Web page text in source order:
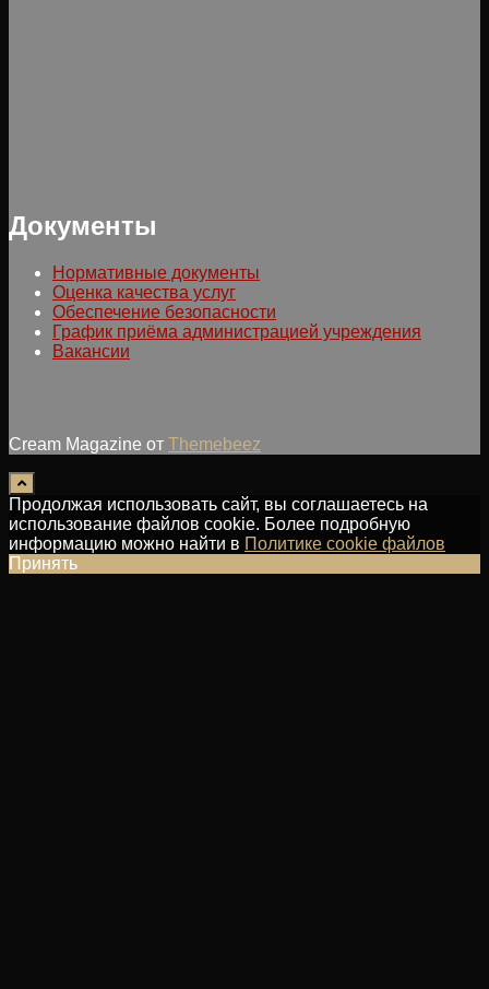
Документы
Нормативные документы
Оценка качества услуг
Обеспечение безопасности
График приёма администрацией учреждения
Вакансии
Cream Magazine от Themebeez
Продолжая использовать сайт, вы соглашаетесь на
использование файлов cookie. Более подробную
информацию можно найти в Политике cookie файлов
Принять